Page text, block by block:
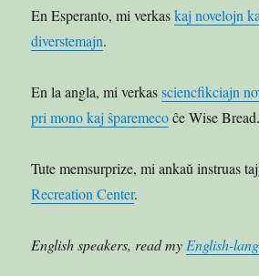
En Esperanto, mi verkaskaj novelojn
diverstemajn.
En la angla, mi verkassciencfikciajn
pri mono kaj ŝparemecoĉe Wise Bread.
Tute memsurprize, mi ankaŭ instruas
Recreation Center.
English speakers, read my English-